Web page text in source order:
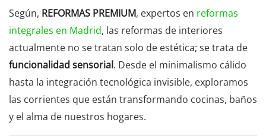
Según, REFORMAS PREMIUM, expertos en reformas
integrales en Madrid, las reformas de interiores
actualmente no se tratan solo de estética; se trata de
funcionalidad sensorial. Desde el minimalismo cálido
hasta la integración tecnológica invisible, exploramos
las corrientes que están transformando cocinas, baños
y el alma de nuestros hogares.